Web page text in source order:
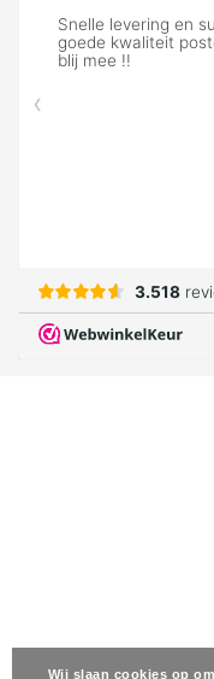
Wij slaan cookies op